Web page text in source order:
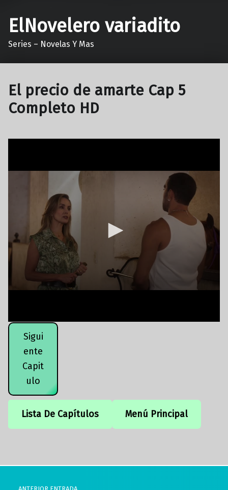
ElNovelero variadito
Series – Novelas Y Mas
El precio de amarte Cap 5
Completo HD
Sigui
ente
Capit
ulo
Lista De Capítulos Menú Principal
Navegación de entradas